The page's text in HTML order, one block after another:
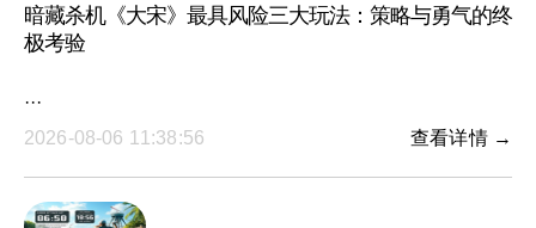
暗藏杀机《大宋》最具风险三大玩法：策略与勇气的终
极考验
···
2026-08-06 11:38:56
查看详情 →